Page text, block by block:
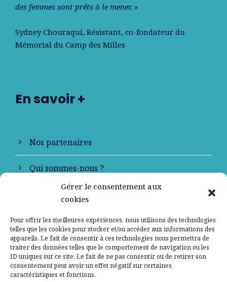
Gérer le consentement aux
cookies
Pour offrir les meilleures expériences, nous utilisons des technologies
telles que les cookies pour stocker et/ou accéder aux informations des
appareils. Le fait de consentir à ces technologies nous permettra de
traiter des données telles que le comportement de navigation ou les
ID uniques sur ce site. Le fait de ne pas consentir ou de retirer son
consentement peut avoir un effet négatif sur certaines
caractéristiques et fonctions.
des femmes sont prêts à le mener. »
Sydney Chouraqui, Résistant, co-fondateur du
Mémorial du Camp des Milles
En savoir +
Nos partenaires
Qui sommes-nous ?
Contactez-nous
Mentions légales
Politique de confidentialité